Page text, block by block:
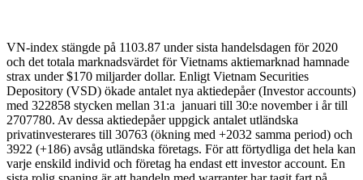
VN-index stängde på 1103.87 under sista handelsdagen för 2020
och det totala marknadsvärdet för Vietnams aktiemarknad hamnade
strax under $170 miljarder dollar. Enligt Vietnam Securities
Depository (VSD) ökade antalet nya aktiedepåer (Investor accounts)
med 322858 stycken mellan 31:a januari till 30:e november i år till
2707780. Av dessa aktiedepåer uppgick antalet utländska
privatinvesterares till 30763 (ökning med +2032 samma period) och
3922 (+186) avsåg utländska företags. För att förtydliga det hela kan
varje enskild individ och företag ha endast ett investor account. En